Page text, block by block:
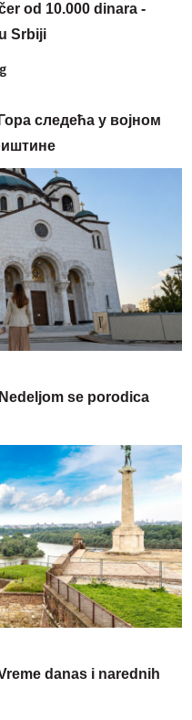
od 10.000 dinara -
Srbiji
следећа у војном
se porodica
danas i narednih